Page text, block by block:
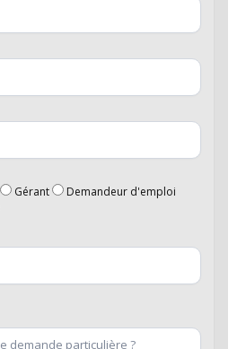
Gérant
Demandeur d'emploi